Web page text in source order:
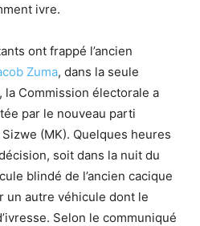
ivre.
ont frappé l’ancien
Zuma, dans la seule
la Commission électorale a
par le nouveau parti
(MK). Quelques heures
soit dans la nuit du
blindé de l’ancien cacique
un autre véhicule dont le
Selon le communiqué